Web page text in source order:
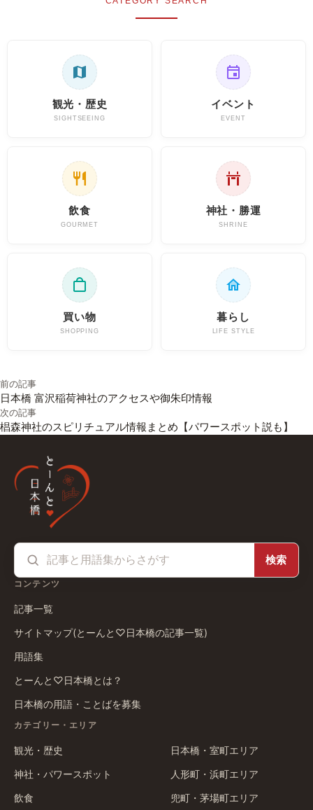
観光・歴史
SIGHTSEEING
イベント
EVENT
飲食
GOURMET
神社・勝運
SHRINE
買い物
SHOPPING
暮らし
LIFE STYLE
投稿ナビゲーション
前の記事
日本橋 富沢稲荷神社のアクセスや御朱印情報
次の記事
椙森神社のスピリチュアル情報まとめ【パワースポット説も】
検索
コンテンツ
記事一覧
サイトマップ(とーんと♡日本橋の記事一覧)
用語集
とーんと♡日本橋とは？
日本橋の用語・ことばを募集
カテゴリー・エリア
観光・歴史
神社・パワースポット
飲食
日本橋・室町エリア
人形町・浜町エリア
兜町・茅場町エリア